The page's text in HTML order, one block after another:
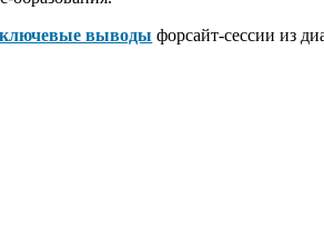
выводы форсайт-сессии из